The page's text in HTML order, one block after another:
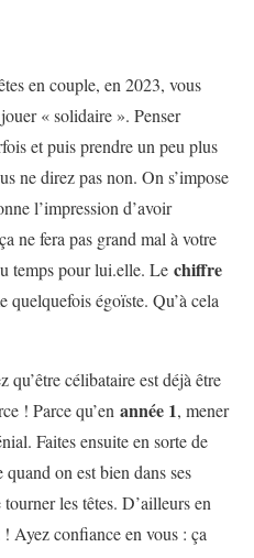
en couple, en 2023, vous
« solidaire ». Penser
et puis prendre un peu plus
ne direz pas non. On s’impose
l’impression d’avoir
ne fera pas grand mal à votre
temps pour lui.elle. Le chiffre
quelquefois égoïste. Qu’à cela
qu’être célibataire est déjà être
! Parce qu’en année 1, mener
Faites ensuite en sorte de
on est bien dans ses
les têtes. D’ailleurs en
Ayez confiance en vous : ça